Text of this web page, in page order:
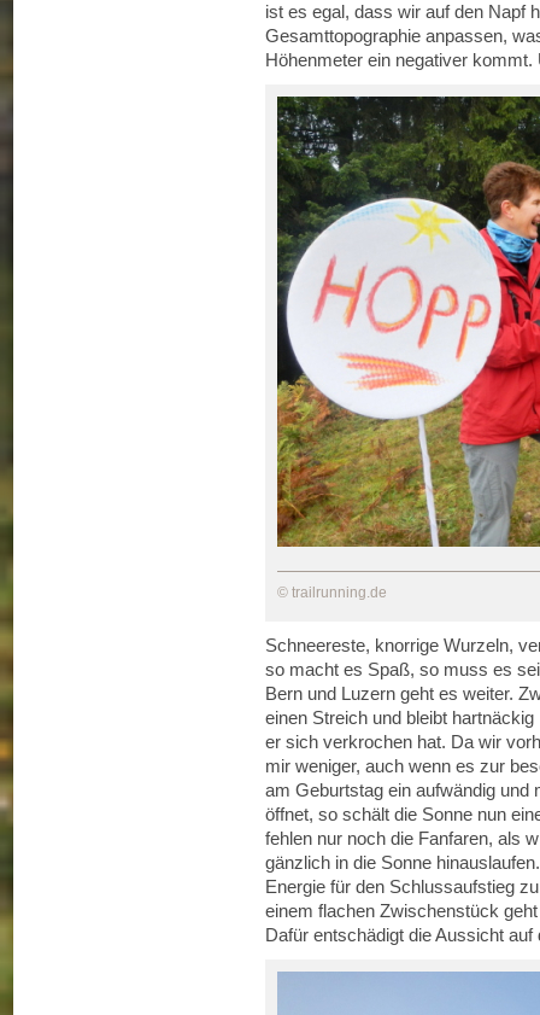
ist es egal, dass wir auf den Napf
Gesamttopographie anpassen,
Höhenmeter ein negativer kommt.
© trailrunning.de
Schneereste, knorrige Wurzeln,
so macht es Spaß, so muss es
Bern und Luzern geht es weiter.
einen Streich und bleibt
er sich verkrochen hat. Da wir
mir weniger, auch wenn es zur
am Geburtstag ein aufwändig
öffnet, so schält die Sonne nun
fehlen nur noch die Fanfaren, als
gänzlich in die Sonne
Energie für den Schlussaufstieg
einem flachen Zwischenstück
Dafür entschädigt die Aussicht